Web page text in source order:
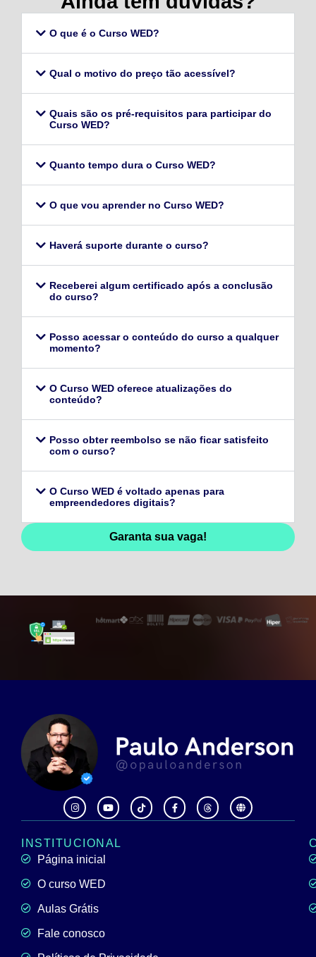
O que é o Curso WED?
Qual o motivo do preço tão acessível?
Quais são os pré-requisitos para participar do
Curso WED?
Quanto tempo dura o Curso WED?
O que vou aprender no Curso WED?
Haverá suporte durante o curso?
Receberei algum certificado após a conclusão
do curso?
Posso acessar o conteúdo do curso a qualquer
momento?
O Curso WED oferece atualizações do
conteúdo?
Posso obter reembolso se não ficar satisfeito
com o curso?
O Curso WED é voltado apenas para
empreendedores digitais?
Garanta sua vaga!
INSTITUCIONAL
Página inicial
O curso WED
Aulas Grátis
Fale conosco